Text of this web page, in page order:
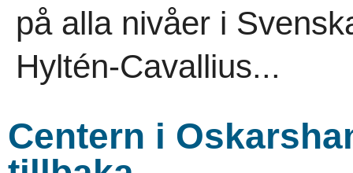
på alla nivåer i
Hyltén-Cavallius...
Centern i